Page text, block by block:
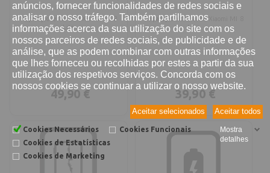
anúncios, fornecer funcionalidades de redes sociais e
analisar o nosso tráfego. Também partilhamos
informações acerca da sua utilização do site com os
nossos parceiros de redes sociais, de publicidade e de
análise, que as podem combinar com outras informações
que lhes forneceu ou recolhidas por estes a partir da sua
utilização dos respetivos serviços. Concorda com os
nossos cookies se continuar a utilizar o nosso website.
Aceitar todos
Aceitar selecionados
Cookies Necessários
Cookies Funcionais
Cookies de Estatísticas
Cookies de Marketing
Mostra
detalhes
Reparação leitor SIM Xiaomi MI 8
Lite
49,90 €
Reparação altifalante Xiaomi MI 8
Lite
39,90 €